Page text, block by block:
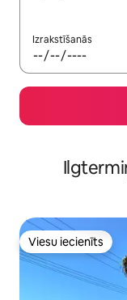
Izrakstīšanās
Viesu iecienīts
Viesu iecienīts